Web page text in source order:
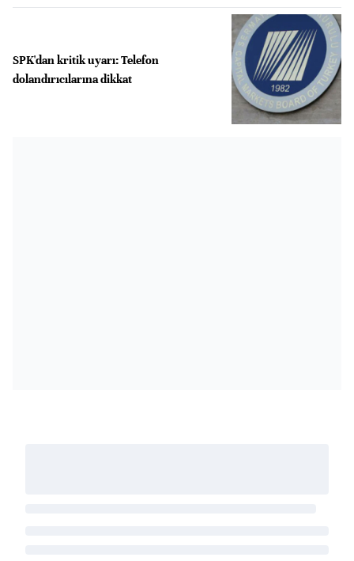
SPK'dan kritik uyarı: Telefon
dolandırıcılarına dikkat